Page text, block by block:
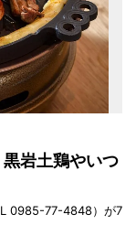
岩土鶏やいつ
0985-77-4848）が7